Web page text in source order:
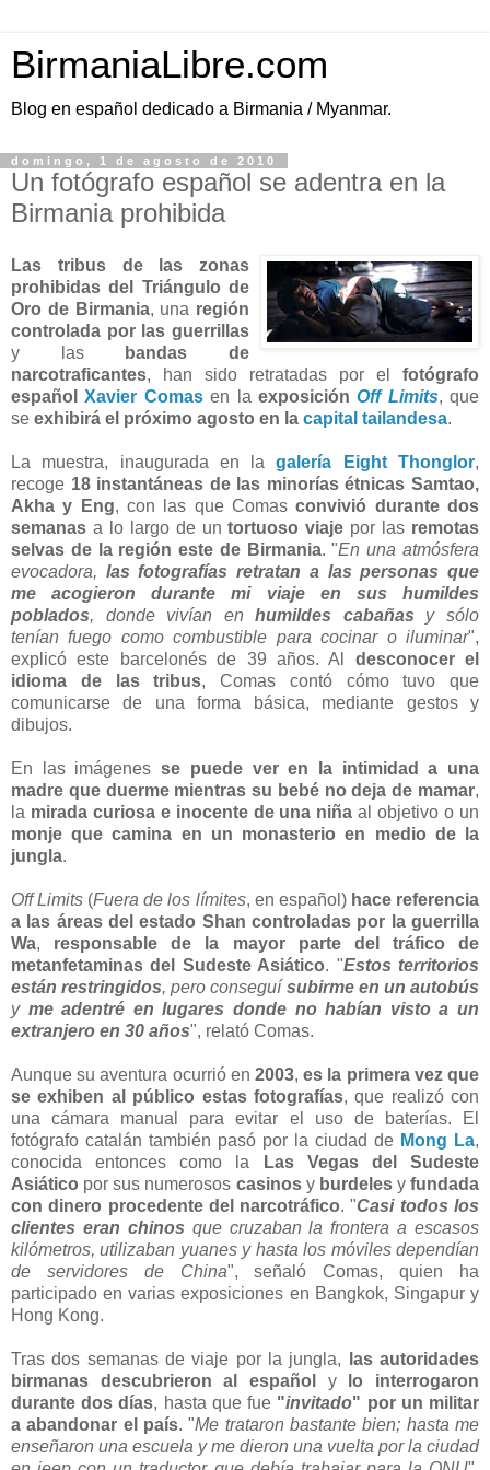
BirmaniaLibre.com
Blog en español dedicado a Birmania / Myanmar.
domingo, 1 de agosto de 2010
Un fotógrafo español se adentra en la
Birmania prohibida
Las tribus de las zonas
prohibidas del Triángulo de
Oro de Birmania, una región
controlada por las guerrillas
y las
bandas de
narcotraficantes, han sido retratadas por el fotógrafo
españolXavier Comasen la exposiciónOff Limits, que
se exhibirá el próximo agosto en la capital tailandesa.
La muestra, inaugurada en lagalería Eight Thonglor,
recoge 18 instantáneas de las minorías étnicas Samtao,
Akha y Eng, con las que Comasconvivió durante dos
semanas a lo largo de untortuoso viaje por las remotas
selvas de la región este de Birmania. "En una atmósfera
evocadora, las fotografías retratan a las personas que
me acogieron durante mi viaje en sus humildes
poblados, donde vivían enhumildes cabañas y sólo
tenían fuego como combustible para cocinar o iluminar",
explicó este barcelonés de 39 años. Al desconocer el
idioma de las tribus, Comas contó cómo tuvo que
comunicarse de una forma básica, mediante gestos y
dibujos.
En las imágenesse puede ver en la intimidad a una
madre que duerme mientras su bebé no deja de mamar,
la mirada curiosa e inocente de una niña al objetivo o un
monje que camina en un monasterio en medio de la
jungla.
Off Limits (Fuera de los límites, en español) hace referencia
a las áreas del estado Shan controladas por la guerrilla
Wa, responsable de la mayor parte del tráfico de
metanfetaminas del Sudeste Asiático. "Estos territorios
están restringidos, pero conseguí subirme en un autobús
y me adentré en lugares donde no habían visto a un
extranjero en 30 años", relató Comas.
Aunque su aventura ocurrió en 2003,es la primera vez que
se exhiben al público estas fotografías, que realizó con
una cámara manual para evitar el uso de baterías. El
fotógrafo catalán también pasó por la ciudad de Mong La,
conocida entonces como la
Las Vegas del Sudeste
Asiático por sus numerosos casinosy burdelesy fundada
con dinero procedente del narcotráfico. "Casi todos los
clientes eran chinos que cruzaban la frontera a escasos
kilómetros, utilizaban yuanes y hasta los móviles dependían
de servidores de China", señaló Comas, quien ha
participado en varias exposiciones en Bangkok, Singapur y
Hong Kong.
Tras dos semanas de viaje por la jungla,
las autoridades
birmanas descubrieron al español
y
lo interrogaron
durante dos días, hasta que fue "invitado" por un militar
a abandonar el país. "Me trataron bastante bien; hasta me
enseñaron una escuela y me dieron una vuelta por la ciudad